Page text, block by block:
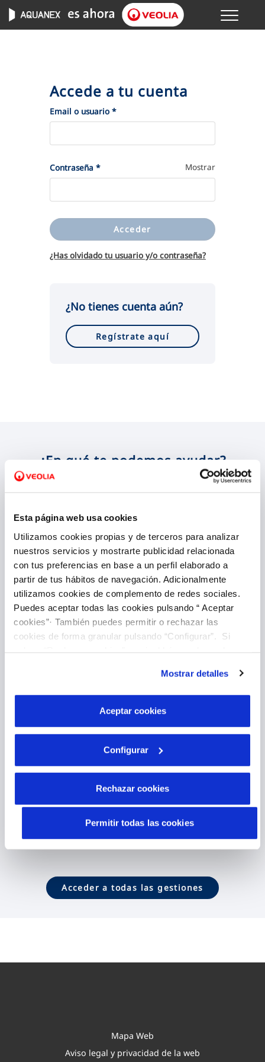
Esta página web usa cookies
Utilizamos cookies propias y de terceros para analizar
nuestros servicios y mostrarte publicidad relacionada
con tus preferencias en base a un perfil elaborado a
partir de tus hábitos de navegación. Adicionalmente
utilizamos cookies de complemento de redes sociales.
Puedes aceptar todas las cookies pulsando “ Aceptar
cookies”· También puedes permitir o rechazar las
cookies de forma granular pulsando “Configurar”. Si
son indispensables para que el sitio web funcione y que
por tanto no se pueden desactivar. Puedes consultar
más información en nuestraPolítica de Cookies
Mostrar detalles
Aceptar cookies
Configurar
Rechazar cookies
Permitir todas las cookies
Menu
TU SERVICIO
VER TODAS LAS GESTIONES
TU AGUA
CONÓCENOS
¿En qué te podemos ayudar?
Introducir lectura
Contactar
Acceder a todas las gestiones
Accede a tu cuenta
Email o usuario *(Obligatorio)
Contraseña *(Obligatorio) Mostrar
Acceder
¿Has olvidado tu usuario y/o contraseña?
¿No tienes cuenta aún?
Regístrate aquí
Mapa Web
Aviso legal y privacidad de la web